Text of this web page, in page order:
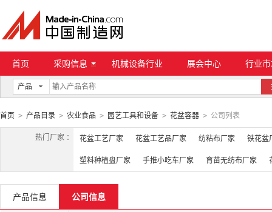
首页 采购信息 机械设备行业 展会中心 行业
产品
首页 > 产品目录 > 农业食品 > 园艺工具和设备 > 花盆容器 > 公司列表
热门厂家 ： 花盆工艺厂家 花盆工艺品厂家 纺粘布厂家 铁花盆
塑料种植盘厂家 手推小吃车厂家 育苗无纺布厂家
产品信息 公司信息